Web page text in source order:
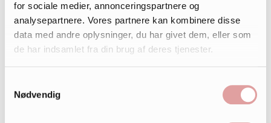
for sociale medier, annonceringspartnere og
analysepartnere. Vores partnere kan kombinere disse
data med andre oplysninger, du har givet dem, eller som
de har indsamlet fra din brug af deres tjenester.
Nødvendig